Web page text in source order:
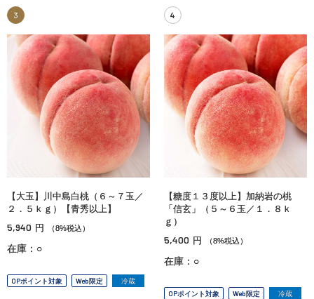
3
【大玉】川中島白桃（６～７玉／
２．５ｋｇ）【青秀以上】
5,940 円 （8%税込）
在庫：○
OPポイント対象 Web限定 冷蔵
4
【糖度１３度以上】加納岩の桃
「信玄」（５～６玉／１．８ｋ
ｇ）
5,400 円 （8%税込）
在庫：○
OPポイント対象 Web限定 冷蔵